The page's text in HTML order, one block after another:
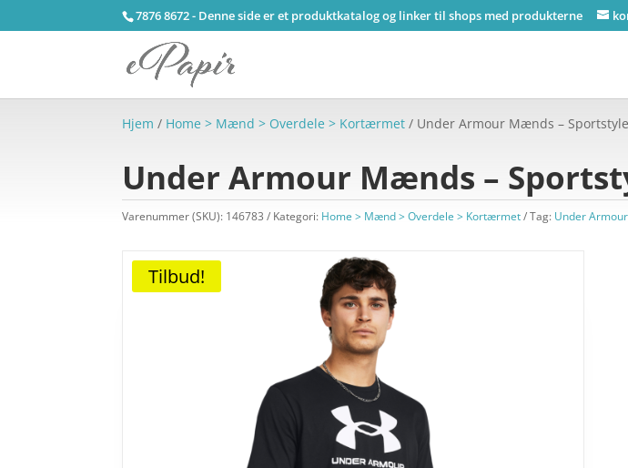
7876 8672 - Denne side er et produktkatalog og linker til shops med produkterne
Hjem / Home > Mænd > Overdele > Kortærmet / Under Armour Mænds –
Under Armour Mænds –
Varenummer (SKU): 146783 Kategori: Home > Mænd > Overdele > Kortærmet Tag: Under Armour
Tilbud!